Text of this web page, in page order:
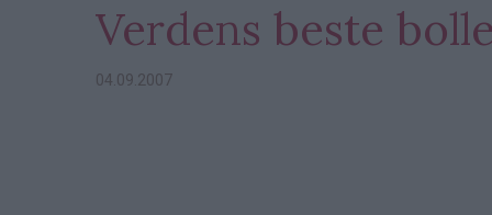
Verdens beste
04.09.2007